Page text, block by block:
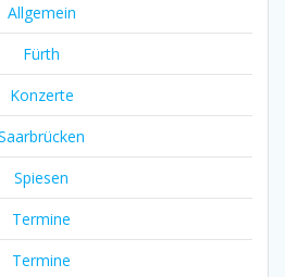
Allgemein
Fürth
Konzerte
Spiesen
Termine
Termine